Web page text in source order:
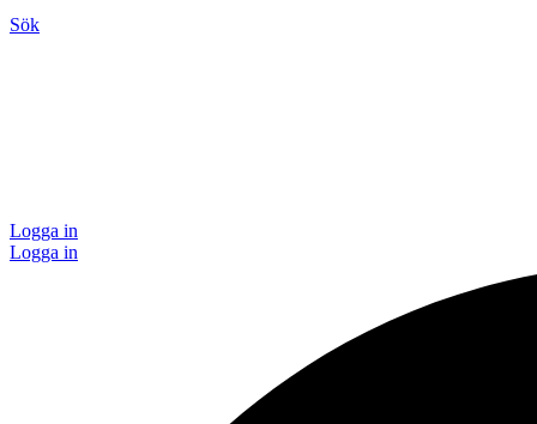
Sök
Logga in
Logga in